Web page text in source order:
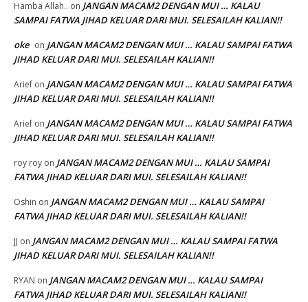
Hamba Allah.. on JANGAN MACAM2 DENGAN MUI … KALAU
SAMPAI FATWA JIHAD KELUAR DARI MUI. SELESAILAH KALIAN!!
oke on JANGAN MACAM2 DENGAN MUI … KALAU SAMPAI FATWA
JIHAD KELUAR DARI MUI. SELESAILAH KALIAN!!
Arief on JANGAN MACAM2 DENGAN MUI … KALAU SAMPAI FATWA
JIHAD KELUAR DARI MUI. SELESAILAH KALIAN!!
Arief on JANGAN MACAM2 DENGAN MUI … KALAU SAMPAI FATWA
JIHAD KELUAR DARI MUI. SELESAILAH KALIAN!!
roy roy on JANGAN MACAM2 DENGAN MUI … KALAU SAMPAI
FATWA JIHAD KELUAR DARI MUI. SELESAILAH KALIAN!!
Oshin on JANGAN MACAM2 DENGAN MUI … KALAU SAMPAI
FATWA JIHAD KELUAR DARI MUI. SELESAILAH KALIAN!!
JJ on JANGAN MACAM2 DENGAN MUI … KALAU SAMPAI FATWA
JIHAD KELUAR DARI MUI. SELESAILAH KALIAN!!
RYAN on JANGAN MACAM2 DENGAN MUI … KALAU SAMPAI
FATWA JIHAD KELUAR DARI MUI. SELESAILAH KALIAN!!